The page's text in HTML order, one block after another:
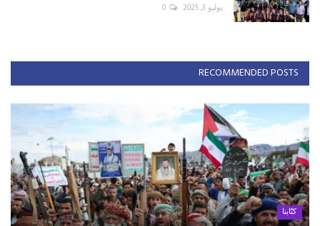
يوليو 3, 2025 0
RECOMMENDED POSTS
كتّابنا